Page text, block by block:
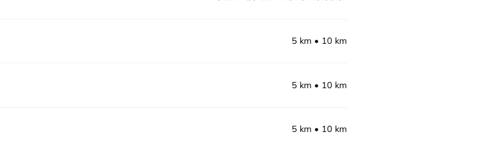
5 km 10 km
5 km 10 km
5 km 10 km